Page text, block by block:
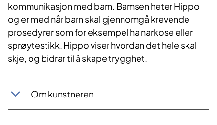
kommunikasjon med barn. Bamsen heter Hippo
og er med når barn skal gjennomgå krevende
prosedyrer som for eksempel ha narkose eller
sprøytestikk. Hippo viser hvordan det hele skal
skje, og bidrar til å skape trygghet.
Om kunstneren